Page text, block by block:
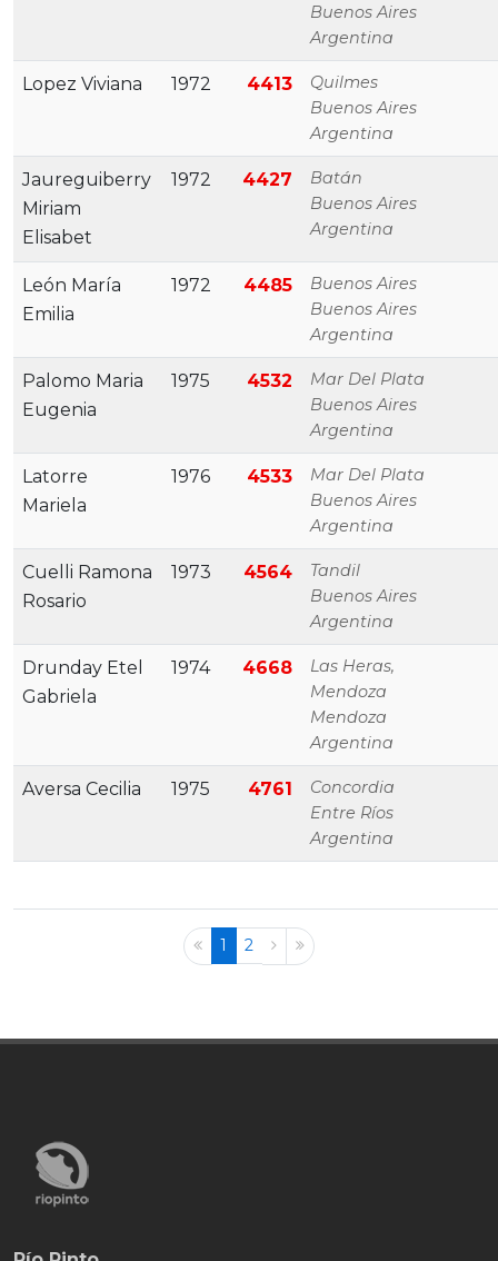
Buenos Aires
Argentina
Lopez Viviana 1972 4413
Quilmes
Buenos Aires
Argentina
Jaureguiberry
Miriam
Elisabet
1972 4427
Batán
Buenos Aires
Argentina
León María
Emilia
1972 4485
Buenos Aires
Buenos Aires
Argentina
Palomo Maria
Eugenia
1975 4532
Mar Del Plata
Buenos Aires
Argentina
Latorre
Mariela
1976 4533
Mar Del Plata
Buenos Aires
Argentina
Cuelli Ramona
Rosario
1973 4564
Tandil
Buenos Aires
Argentina
Drunday Etel
Gabriela
1974 4668
Las Heras,
Mendoza
Mendoza
Argentina
Aversa Cecilia 1975 4761
Concordia
Entre Ríos
Argentina
1 2